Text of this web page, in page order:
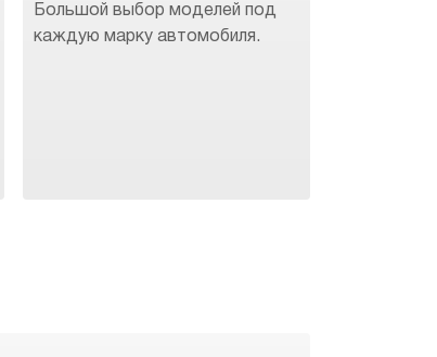
Большой выбор моделей под
каждую марку автомобиля.